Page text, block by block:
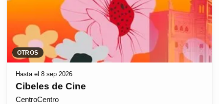
OTROS
Hasta el 8 sep 2026
Cibeles de Cine
CentroCentro